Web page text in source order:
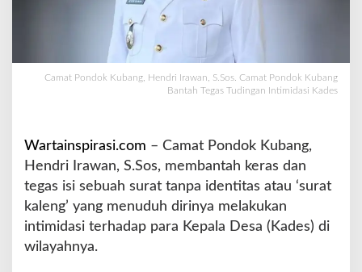
n
h
T
a
T
u
d
n
Camat Pondok Kubang, Hendri Irawan, S.Sos. Camat Pondok Kubang
Bantah Tegas Tudingan Intimidasi Kades
Wartainspirasi.com – Camat Pondok Kubang,
Hendri Irawan, S.Sos, membantah keras dan
tegas isi sebuah surat tanpa identitas atau ‘surat
kaleng’ yang menuduh dirinya melakukan
intimidasi terhadap para Kepala Desa (Kades) di
wilayahnya.